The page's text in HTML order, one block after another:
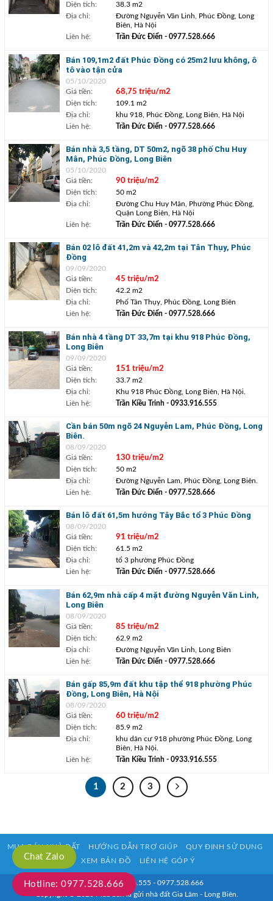
Diện tích:
38.3 m2
Địa chỉ:
Đường Nguyễn Văn Linh, Phúc Đồng, Long
Biên, Hà Nội
Liên hệ:
Trần Đức Điển- 0977.528.666
Bán 109,1m2 đất Phúc Đồng có 25m2 lưu không, ô
tô vào tận cửa
05/10/2020
Giá tiền:
68,75 triệu/m2
Diện tích:
109.1 m2
Địa chỉ:
khu 918, Phúc Đồng, Long Biên, Hà Nội
Liên hệ:
Trần Đức Điển- 0977.528.666
Bán nhà 3,5 tầng, DT 50m2, ngõ 38 phố Chu Huy
Mân, Phúc Đồng, Long Biên
05/10/2020
Giá tiền:
90 triệu/m2
Diện tích:
50 m2
Địa chỉ:
Đường Chu Huy Mân, Phường Phúc Đồng,
Quận Long Biên, Hà Nội
Liên hệ:
Trần Đức Điển- 0977.528.666
Bán 02 lô đất 41,2m và 42,2m tại Tân Thụy, Phúc
Đồng
09/09/2020
Giá tiền:
45 triệu/m2
Diện tích:
42.2 m2
Địa chỉ:
Phố Tân Thụy, Phúc Đồng, Long Biên
Liên hệ:
Trần Đức Điển- 0977.528.666
Bán nhà 4 tầng DT 33,7m tại khu 918 Phúc Đồng,
Long Biên
09/09/2020
Giá tiền:
151 triệu/m2
Diện tích:
33.7 m2
Địa chỉ:
Khu 918 Phúc Đồng, Long Biên, Hà Nội.
Liên hệ:
Trần Kiều Trinh- 0933.916.555
Cần bán 50m ngõ 24 Nguyễn Lam, Phúc Đồng, Long
Biên.
08/09/2020
Giá tiền:
130 triệu/m2
Diện tích:
50 m2
Địa chỉ:
Đường Nguyễn Lam, Phúc Đồng, Long Biên.
Liên hệ:
Trần Đức Điển- 0977.528.666
Bán lô đất 61,5m hướng Tây Bắc tổ 3 Phúc Đồng
08/09/2020
Giá tiền:
91 triệu/m2
Diện tích:
61.5 m2
Địa chỉ:
tổ 3 phường Phúc Đồng
Liên hệ:
Trần Đức Điển- 0977.528.666
Bán 62,9m nhà cấp 4 mặt đường Nguyễn Văn Linh,
Long Biên
08/09/2020
Giá tiền:
85 triệu/m2
Diện tích:
62.9 m2
Địa chỉ:
Đường Nguyễn Văn Linh, Long Biên
Liên hệ:
Trần Đức Điển- 0977.528.666
Bán gấp 85,9m đất khu tập thể 918 phường Phúc
Đồng, Long Biên, Hà Nội
08/09/2020
Giá tiền:
60 triệu/m2
Diện tích:
85.9 m2
Địa chỉ:
khu dân cư 918 phường Phúc Đồng, Long
Biên, Hà Nội.
Liên hệ:
Trần Kiều Trinh- 0933.916.555
1 2 3
MUA BÁN NHÀ ĐẤT HƯỚNG DẪN TRỢ GIÚP
QUY ĐỊNH SỬ DỤNG
XEM BẢN ĐỒ
LIÊN HỆ GÓP Ý
HOTLINE: 0933.916.555 - 0977.528.666
Copyright © 2020 Mua bán kí gửi nhà đất Gia Lâm - Long Biên.
Chat Zalo
Hotline: 0977.528.666